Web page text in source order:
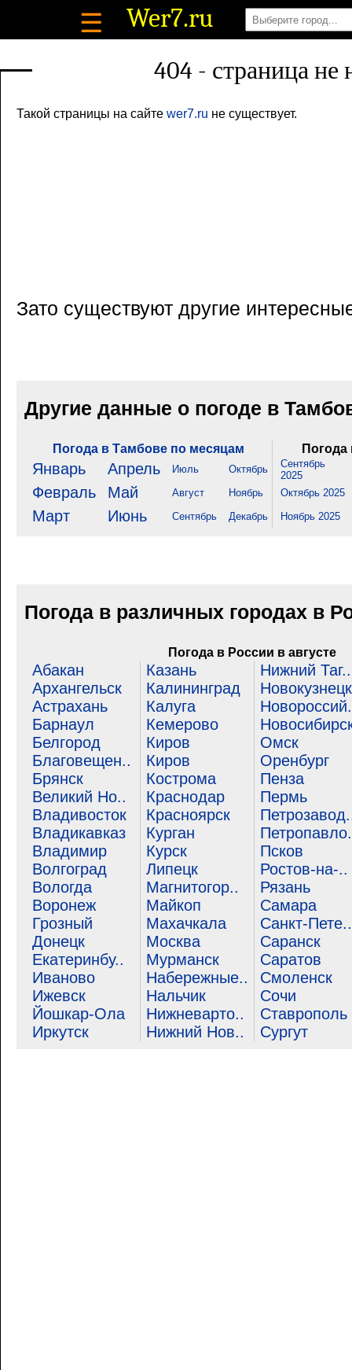
☰ Wer7.ru
404 - страница не
Такой страницы на сайте wer7.ru не существует.
Зато существуют другие
Другие данные о погоде в
Погода в Тамбове по месяцам Погода
Январь Апрель Июль Октябрь
Сентябрь
2025
Февраль Май Август Ноябрь Октябрь 2025
Март Июнь Сентябрь Декабрь Ноябрь 2025
Погода в различных городах в
Погода в России в августе
Абакан
Архангельск
Астрахань
Барнаул
Белгород
Благовещен..
Брянск
Великий Но..
Владивосток
Владикавказ
Владимир
Волгоград
Вологда
Воронеж
Грозный
Донецк
Екатеринбу..
Иваново
Ижевск
Йошкар-Ола
Иркутск
Казань
Калининград
Калуга
Кемерово
Киров
Киров
Кострома
Краснодар
Красноярск
Курган
Курск
Липецк
Магнитогор..
Майкоп
Махачкала
Москва
Мурманск
Набережные..
Нальчик
Нижневарто..
Нижний Нов..
Нижний Таг..
Новокузнецк
Омск
Оренбург
Пенза
Пермь
Псков
Ростов-на-..
Рязань
Самара
Санкт-Пете..
Саранск
Саратов
Смоленск
Сочи
Ставрополь
Сургут